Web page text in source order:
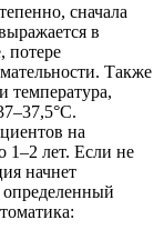
сначала
в
потере
Также
температура,
на
1–2 лет. Если не
начнет
определенный